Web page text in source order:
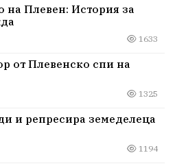
на Плевен: История за
1633
от Плевенско спи на
1325
и репресира земеделеца
1194